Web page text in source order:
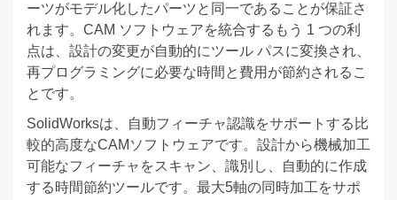
ーツがモデル化したパーツと同一であることが保証さ
れます。CAM ソフトウェアを統合するもう 1 つの利
点は、設計の変更が自動的にツール パスに変換され、
再プログラミングに必要な時間と費用が節約されるこ
とです。
SolidWorksは、自動フィーチャ認識をサポートする比
較的高度なCAMソフトウェアです。設計から機械加工
可能なフィーチャをスキャン、識別し、自動的に作成
する時間節約ツールです。最大5軸の同時加工をサポ